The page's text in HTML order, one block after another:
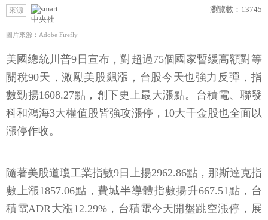
來源
中央社
瀏覽數： 13745
圖片來源：Adobe Firefly
美國總統川普9日宣布，對超過75個國家暫緩高額對等
關稅90天，激勵美股飆漲，台股今天也強力反彈，指
數勁揚1608.27點，創下史上最大漲點。台積電、聯發
科和鴻海3大權值股皆強攻漲停，10大千金股也全面以
漲停作收。
隨著美股道瓊工業指數9日上揚2962.86點，那斯達克指
數上漲1857.06點，費城半導體指數揚升667.51點，台
積電ADR大漲12.29%，台積電今天開盤跳空漲停，展